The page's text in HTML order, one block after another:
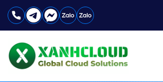
Skip
content